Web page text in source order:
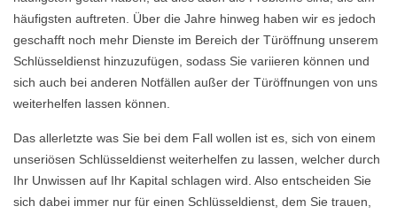
häufigsten auftreten. Über die Jahre hinweg haben wir es jedoch
geschafft noch mehr Dienste im Bereich der Türöffnung unserem
Schlüsseldienst hinzuzufügen, sodass Sie variieren können und
sich auch bei anderen Notfällen außer der Türöffnungen von uns
weiterhelfen lassen können.
Das allerletzte was Sie bei dem Fall wollen ist es, sich von einem
unseriösen Schlüsseldienst weiterhelfen zu lassen, welcher durch
Ihr Unwissen auf Ihr Kapital schlagen wird. Also entscheiden Sie
sich dabei immer nur für einen Schlüsseldienst, dem Sie trauen,